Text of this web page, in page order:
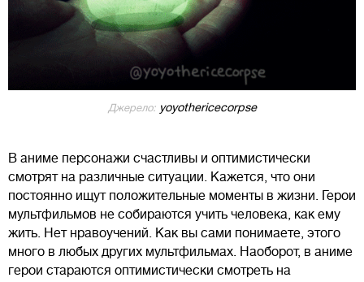
Джерело:yoyothericecorpse
В аниме персонажи счастливы и оптимистически
смотрят на различные ситуации. Кажется, что они
постоянно ищут положительные моменты в жизни. Герои
мультфильмов не собираются учить человека, как ему
жить. Нет нравоучений. Как вы сами понимаете, этого
много в любых других мультфильмах. Наоборот, в аниме
герои стараются оптимистически смотреть на